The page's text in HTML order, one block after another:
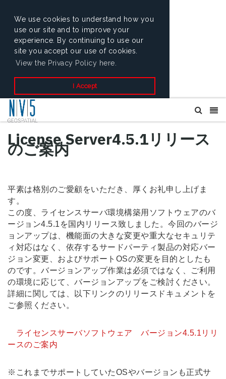
We use cookies to understand how you
use our site and to improve your
experience. By continuing to use our
site you accept our use of cookies.
View the Privacy Policy here.
I Accept
License Server4.5.1リリース
のご案内
平素は格別のご愛顧をいただき、厚くお礼申し上げま
す。
この度、ライセンスサーバ環境構築用ソフトウェアのバ
ージョン4.5.1を国内リリース致しました。今回のバージ
ョンアップは、機能面の大きな変更や重大なセキュリテ
ィ対応はなく、依存するサードパーティ製品の対応バー
ジョン変更、およびサポートOSの変更を目的としたも
のです。バージョンアップ作業は必須ではなく、ご利用
の環境に応じて、バージョンアップをご検討ください。
詳細に関しては、以下リンクのリリースドキュメントを
ご参照ください。
ライセンスサーバソフトウェア バージョン4.5.1リリ
ースのご案内
※これまでサポートしていたOSやバージョンも正式サ